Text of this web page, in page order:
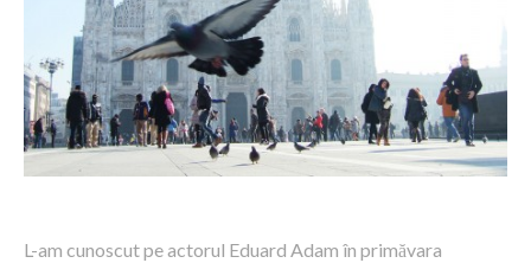
L-am cunoscut pe actorul Eduard Adam în primăvara